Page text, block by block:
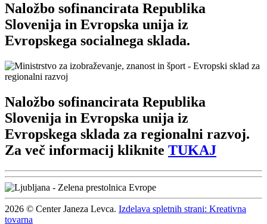
Naložbo sofinancirata Republika
Slovenija in Evropska unija iz
Evropskega socialnega sklada.
Naložbo sofinancirata Republika
Slovenija in Evropska unija iz
Evropskega sklada za regionalni razvoj.
Za več informacij kliknite TUKAJ
2026 © Center Janeza Levca. Izdelava spletnih strani: Kreativna
tovarna